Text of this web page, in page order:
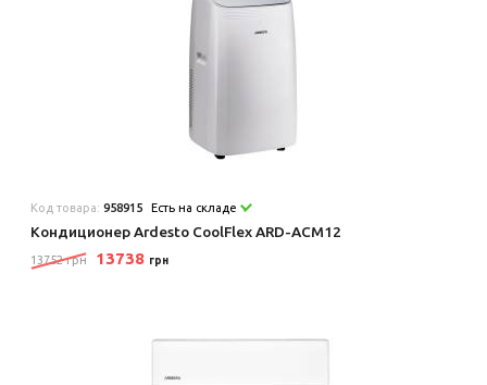
Код товара:958915 Есть на складе
Кондиционер Ardesto CoolFlex ARD-ACM12
13752 грн 13738 грн